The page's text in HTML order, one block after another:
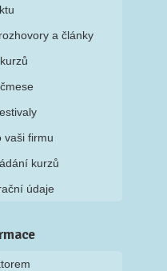
a články
vaši firmu
kurzů
údaje